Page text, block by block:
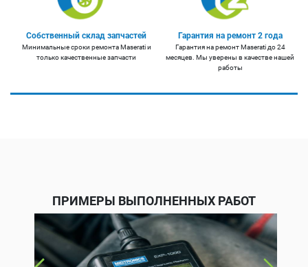
Собственный склад запчастей
Минимальные сроки ремонта Maserati и
только качественные запчасти
Гарантия на ремонт 2 года
Гарантия на ремонт Maserati до 24
месяцев. Мы уверены в качестве нашей
работы
ПРИМЕРЫ ВЫПОЛНЕННЫХ РАБОТ